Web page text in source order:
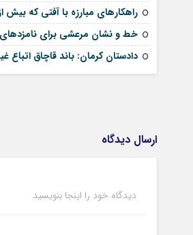
راهکارهای مبارزه با آفتی که بیش از 30 سال مهمان
خط و نشان مرعشی برای
دادستان کرمان: باند قاچاق
ارسال دیدگاه
دیدگاه خود را اینجا بنویسید